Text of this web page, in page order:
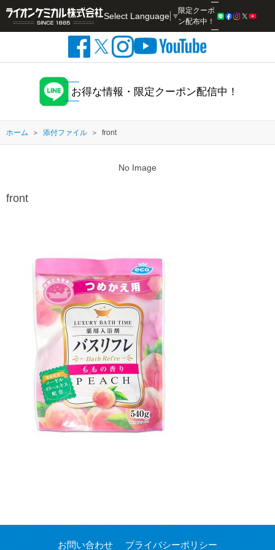
Select Language ▼
限定クーポ
ン配布中！
お得な情報・限定クーポン配信中！
ホーム 添付ファイル front
No Image
front
お問い合わせ プライバシーポリシー
検索